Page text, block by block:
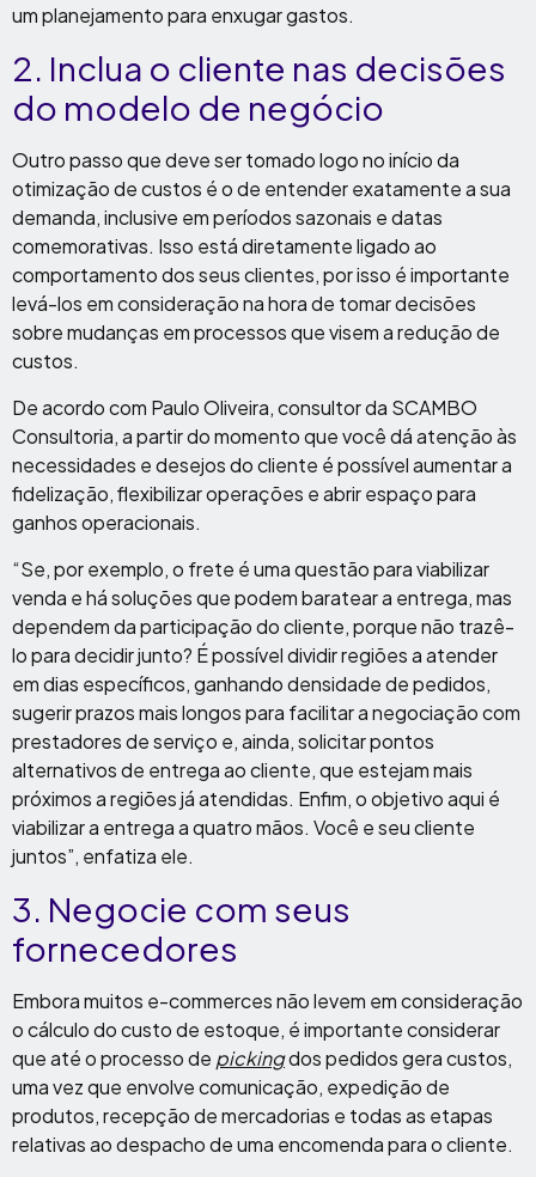
um planejamento para enxugar gastos.
2. Inclua o cliente nas decisões
do modelo de negócio
Outro passo que deve ser tomado logo no início da
otimização de custos é o de entender exatamente a sua
demanda, inclusive em períodos sazonais e datas
comemorativas. Isso está diretamente ligado ao
comportamento dos seus clientes, por isso é importante
levá-los em consideração na hora de tomar decisões
sobre mudanças em processos que visem a redução de
custos.
De acordo com Paulo Oliveira, consultor da SCAMBO
Consultoria, a partir do momento que você dá atenção às
necessidades e desejos do cliente é possível aumentar a
fidelização, flexibilizar operações e abrir espaço para
ganhos operacionais.
“Se, por exemplo, o frete é uma questão para viabilizar
venda e há soluções que podem baratear a entrega, mas
dependem da participação do cliente, porque não trazê-
lo para decidir junto? É possível dividir regiões a atender
em dias específicos, ganhando densidade de pedidos,
sugerir prazos mais longos para facilitar a negociação com
prestadores de serviço e, ainda, solicitar pontos
alternativos de entrega ao cliente, que estejam mais
próximos a regiões já atendidas. Enfim, o objetivo aqui é
viabilizar a entrega a quatro mãos. Você e seu cliente
juntos”, enfatiza ele.
3. Negocie com seus
fornecedores
Embora muitos e-commerces não levem em consideração
o cálculo do custo de estoque, é importante considerar
que até o processo de pickingdos pedidos gera custos,
uma vez que envolve comunicação, expedição de
produtos, recepção de mercadorias e todas as etapas
relativas ao despacho de uma encomenda para o cliente.